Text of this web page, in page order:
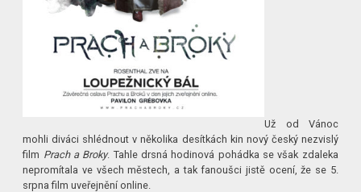
Už od Vánoc
mohli diváci shlédnout v několika desítkách kin nový český nezvislý
film Prach a Broky. Tahle drsná hodinová pohádka se však zdaleka
nepromítala ve všech městech, a tak fanoušci jistě ocení, že se 5.
srpna film uveřejnění online.